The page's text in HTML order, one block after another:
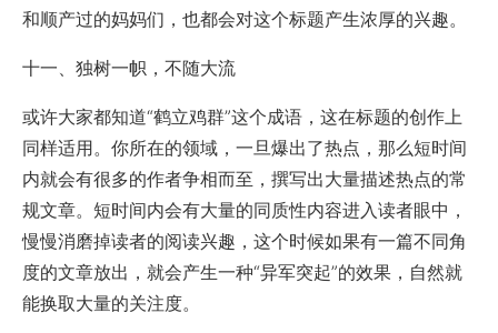
和顺产过的妈妈们，也都会对这个标题产生浓厚的兴趣。
十一、独树一帜，不随大流
或许大家都知道“鹤立鸡群”这个成语，这在标题的创作上
同样适用。你所在的领域，一旦爆出了热点，那么短时间
内就会有很多的作者争相而至，撰写出大量描述热点的常
规文章。短时间内会有大量的同质性内容进入读者眼中，
慢慢消磨掉读者的阅读兴趣，这个时候如果有一篇不同角
度的文章放出，就会产生一种“异军突起”的效果，自然就
能换取大量的关注度。